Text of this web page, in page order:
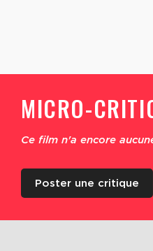
MICRO-
Ce film n'a encore
Poster une critique